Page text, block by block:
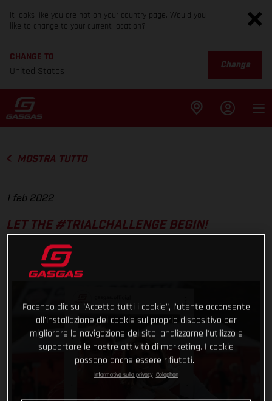
It looks like you are not on your country page. Would you
like to change to your current location?
CHANGE TO
United States
Change
MOSTRA TUTTO
1 feb 2022
LET THE #TRIALCHALLENGE BEGIN!
Facendo clic su "Accetta tutti i cookie", l'utente acconsente
all'installazione dei cookie sul proprio dispositivo per
migliorare la navigazione del sito, analizzarne l'utilizzo e
supportare le nostre attività di marketing. I cookie
possono anche essere rifiutati.
Informativa sulla privacy Colophon